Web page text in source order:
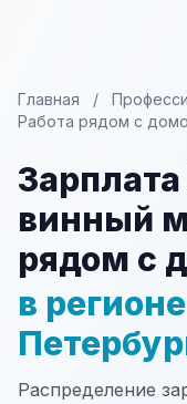
Главная /
Работа рядом с
винный
рядом с
в
Распределение